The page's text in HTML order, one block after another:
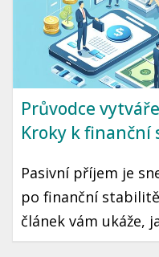
Průvodce
Kroky k finanční
Pasivní příjem je
po finanční
článek vám ukáže,
republice začít